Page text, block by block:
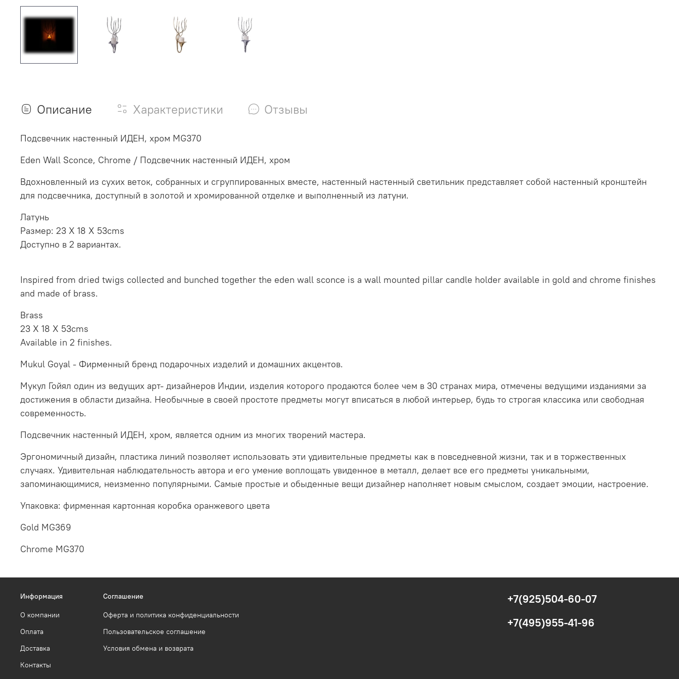
Описание Характеристики Отзывы
Подсвечник настенный ИДЕН, хром MG370
Eden Wall Sconce, Chrome / Подсвечник настенный ИДЕН, хром
Вдохновленный из сухих веток, собранных и сгруппированных вместе, настенный настенный светильник представляет собой настенный кронштейн
для подсвечника, доступный в золотой и хромированной отделке и выполненный из латуни.
Латунь
Размер: 23 X 18 X 53cms
Доступно в 2 вариантах.
Inspired from dried twigs collected and bunched together the eden wall sconce is a wall mounted pillar candle holder available in gold and chrome finishes
and made of brass.
Brass
23 X 18 X 53cms
Available in 2 finishes.
Mukul Goyal - Фирменный бренд подарочных изделий и домашних акцентов.
Мукул Гойял один из ведущих арт- дизайнеров Индии, изделия которого продаются более чем в 30 странах мира, отмечены ведущими изданиями за
достижения в области дизайна. Необычные в своей простоте предметы могут вписаться в любой интерьер, будь то строгая классика или свободная
современность.
Подсвечник настенный ИДЕН, хром, является одним из многих творений мастера.
Эргономичный дизайн, пластика линий позволяет использовать эти удивительные предметы как в повседневной жизни, так и в торжественных
случаях. Удивительная наблюдательность автора и его умение воплощать увиденное в металл, делает все его предметы уникальными,
запоминающимися, неизменно популярными. Самые простые и обыденные вещи дизайнер наполняет новым смыслом, создает эмоции, настроение.
Упаковка: фирменная картонная коробка оранжевого цвета
Gold MG369
Chrome MG370
Информация
О компании
Оплата
Доставка
Контакты
Соглашение
Оферта и политика конфиденциальности
Пользовательское соглашение
Условия обмена и возврата
+7(925)504-60-07
+7(495)955-41-96